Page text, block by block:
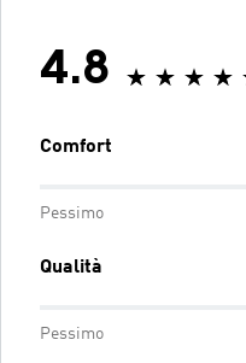
4.8
Comfort
Pessimo
Qualità
Pessimo